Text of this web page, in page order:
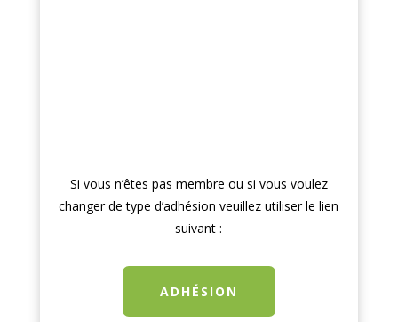
Si vous n’êtes pas membre ou si vous voulez
changer de type d’adhésion veuillez utiliser le lien
suivant :
ADHÉSION